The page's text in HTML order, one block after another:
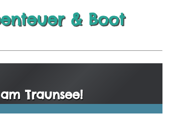
& Boot
Traunsee!